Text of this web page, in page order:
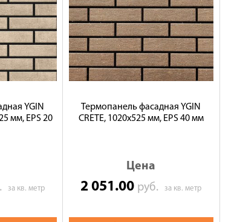
YGIN
мм, EPS 20
за кв. метр
Термопанель фасадная YGIN
CRETE, 1020х525 мм, EPS 40 мм
Цена
2 051.00 руб.за кв. метр